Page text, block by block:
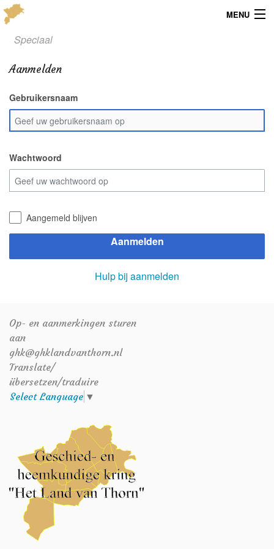
MENU
Menu
Publicaties
Dialect
Locaties
Kaarten
Overig
Verenigingsinfo
Speciaal
Aanmelden
Gebruikersnaam
Wachtwoord
Aangemeld blijven
Aanmelden
Hulp bij aanmelden
Op- en aanmerkingen sturen
aan
ghk@ghklandvanthorn.nl
Translate/
übersetzen/traduire
Select Language ▼